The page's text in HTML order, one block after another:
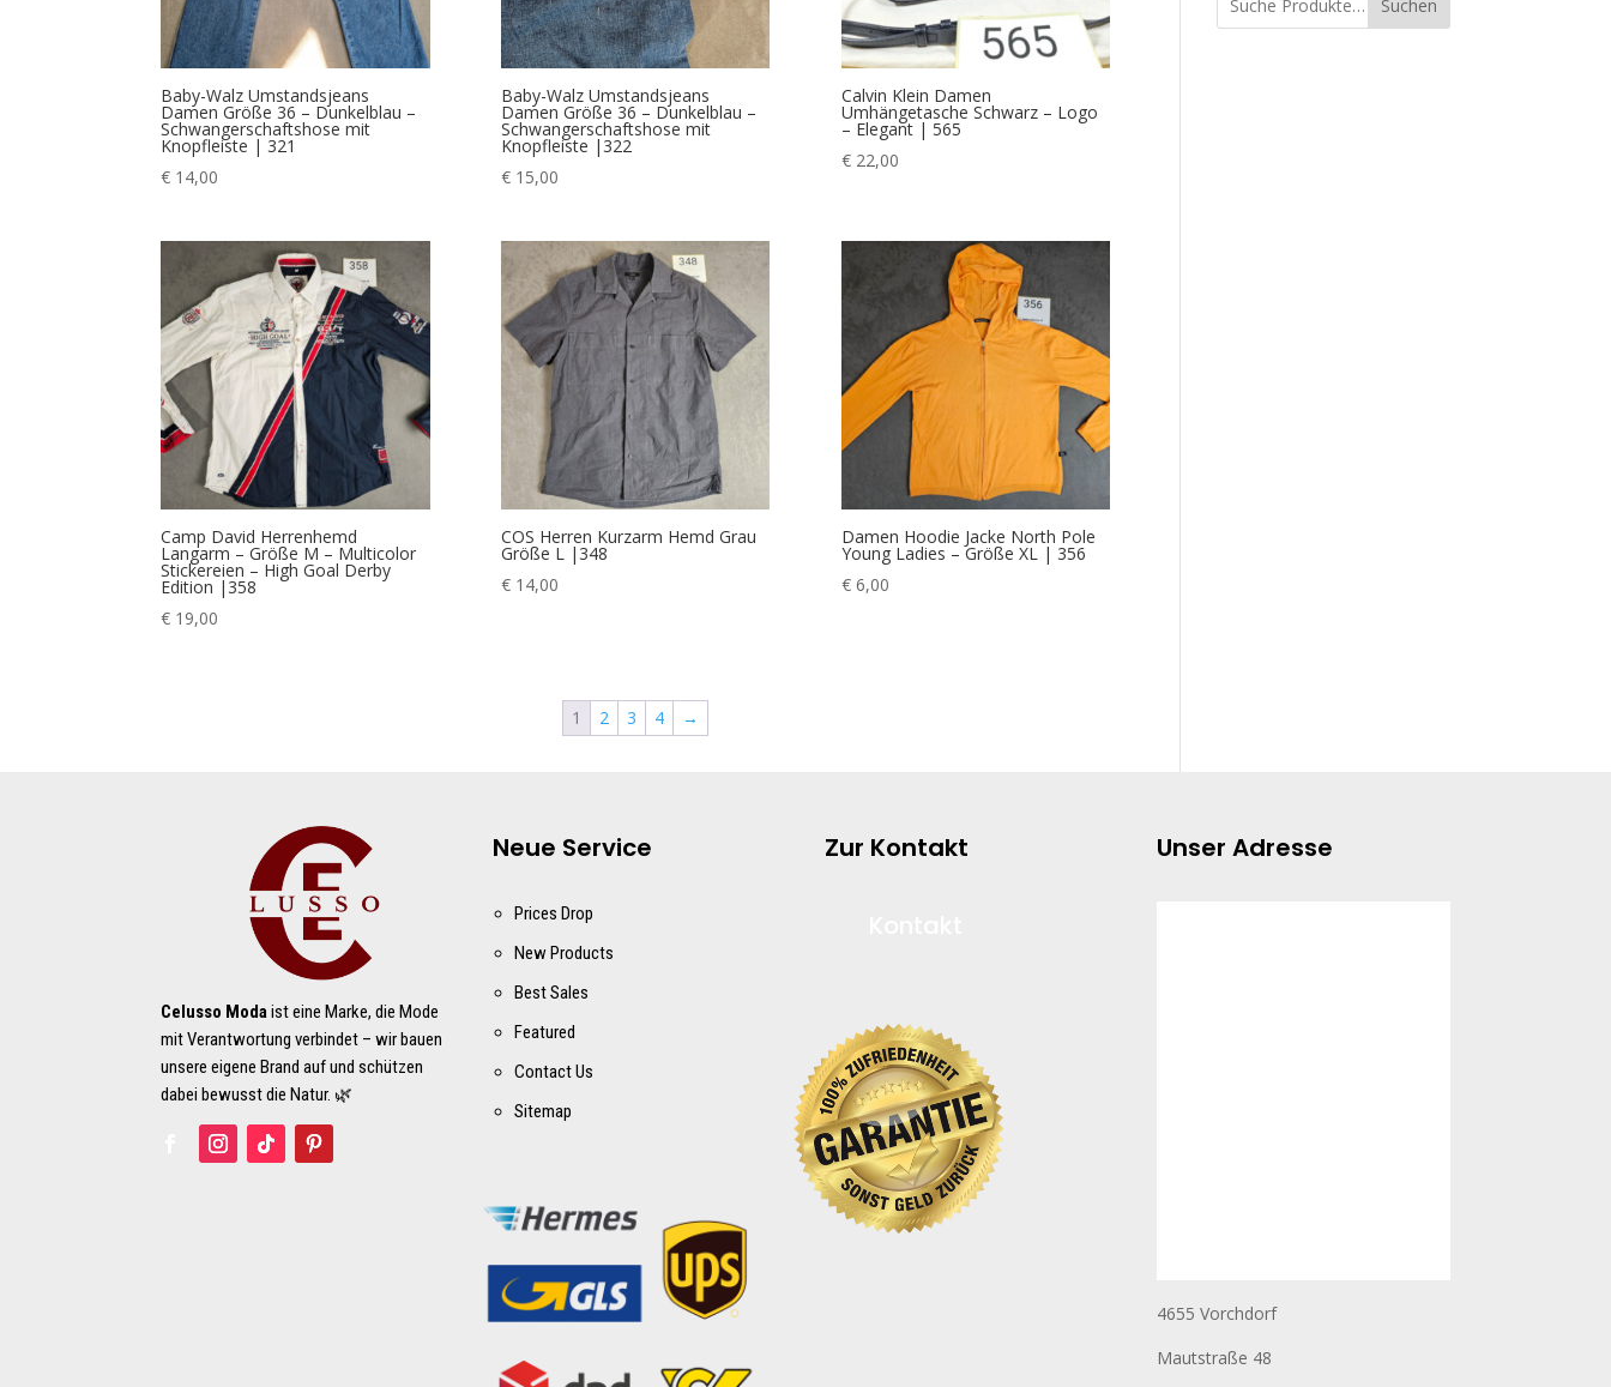
Baby-Walz Umstandsjeans
Damen Größe 36 – Dunkelblau –
Schwangerschaftshose mit
Knopfleiste | 321
€ 14,00
Baby-Walz Umstandsjeans
Damen Größe 36 – Dunkelblau –
Schwangerschaftshose mit
Knopfleiste |322
€15,00
Calvin Klein Damen
Umhängetasche Schwarz – Logo
– Elegant | 565
€22,00
Camp David Herrenhemd
Langarm – Größe M – Multicolor
Stickereien – High Goal Derby
Edition |358
€ 19,00
COS Herren Kurzarm Hemd Grau
Größe L |348
€14,00
Damen Hoodie Jacke North Pole
Young Ladies – Größe XL | 356
€6,00
1 2 3 4 →
€ 90,00€ 60,00.Suchen
Celusso Modaist eine Marke, die Mode
mit Verantwortung verbindet – wir bauen
unsere eigene Brand auf und schützen
dabei bewusst die Natur. 🌿
Neue Service
Prices Drop
New Products
Best Sales
Featured
Contact Us
Sitemap
Zur Kontakt Unser Adresse
4655 Vorchdorf
Mautstraße 48